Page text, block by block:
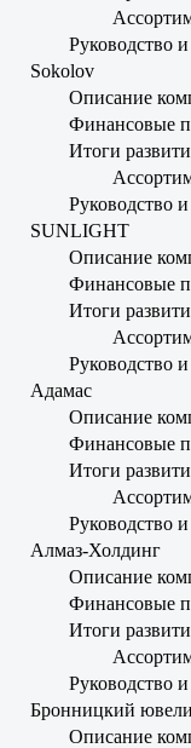
Руководство
Sokolov
Описание
Финансовые
Итоги
Руководство
SUNLIGHT
Описание
Финансовые
Итоги
Руководство
Адамас
Описание
Финансовые
Итоги
Руководство
Алмаз-Холдинг
Описание
Финансовые
Итоги
Руководство
Бронницкий
Описание